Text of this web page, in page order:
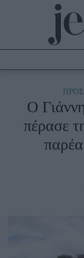
Culture
Fashion
Shopping
Styling Tips
Beauty -
Ο
πέρασε